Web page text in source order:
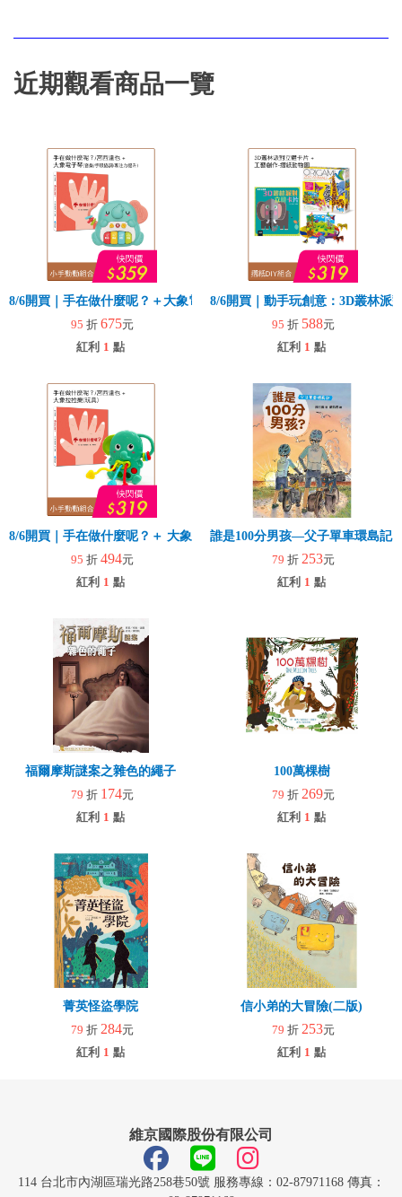
近期觀看商品一覽
8/6開買｜手在做什麼呢？＋大象電子琴
95 折 675元
紅利 1 點
8/6開買｜動手玩創意：3D叢林派
95 折 588元
紅利 1 點
8/6開買｜手在做什麼呢？＋ 大象拉拉樂(玩具)
95 折 494元
紅利 1 點
誰是100分男孩—父子單車環島記
79 折 253元
紅利 1 點
福爾摩斯謎案之雜色的繩子
79 折 174元
紅利 1 點
100萬棵樹
79 折 269元
紅利 1 點
菁英怪盜學院
79 折 284元
紅利 1 點
信小弟的大冒險(二版)
79 折 253元
紅利 1 點
維京國際股份有限公司
114 台北市內湖區瑞光路258巷50號 服務專線：02-87971168 傳真：